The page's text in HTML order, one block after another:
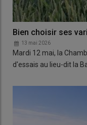
Bien choisir ses
13 mai 2026
Mardi 12 mai, la
d'essais au lieu-dit la